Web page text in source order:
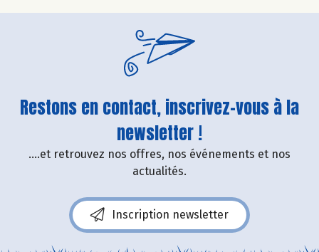
Restons en contact, inscrivez-vous à la
newsletter !
....et retrouvez nos offres, nos événements et nos
actualités.
Inscription newsletter